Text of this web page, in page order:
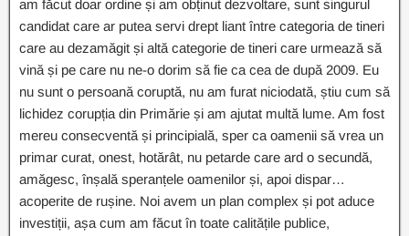
am făcut doar ordine și am obținut dezvoltare, sunt singurul
candidat care ar putea servi drept liant între categoria de tineri
care au dezamăgit și altă categorie de tineri care urmează să
vină și pe care nu ne-o dorim să fie ca cea de după 2009. Eu
nu sunt o persoană coruptă, nu am furat niciodată, știu cum să
lichidez corupția din Primărie și am ajutat multă lume. Am fost
mereu consecventă și principială, sper ca oamenii să vrea un
primar curat, onest, hotărât, nu petarde care ard o secundă,
amăgesc, înșală speranțele oamenilor și, apoi dispar…
acoperite de rușine. Noi avem un plan complex și pot aduce
investiții, așa cum am făcut în toate calitățile publice,